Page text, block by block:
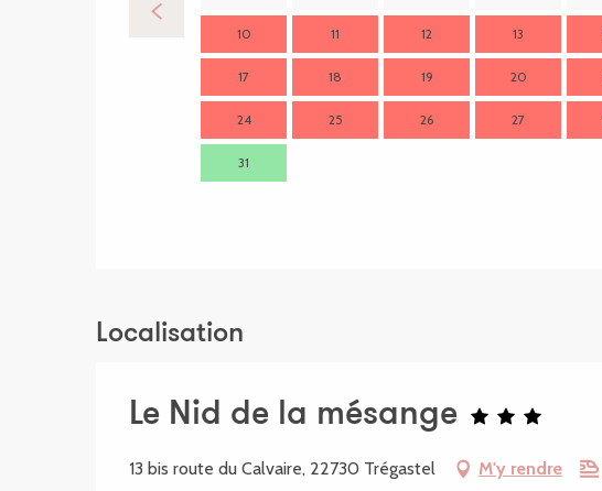
10 11 12 13
17 18 19 20
24 25 26 27
31
Localisation
Le Nid de la mésange
13 bis route du Calvaire, 22730 Trégastel M'y rendre